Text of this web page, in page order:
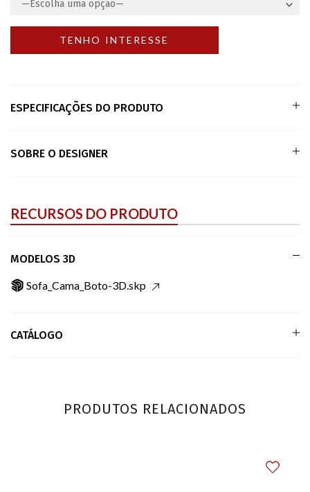
ESPECIFICAÇÕES DO PRODUTO
SOBRE O DESIGNER
RECURSOS DO PRODUTO
MODELOS 3D
Sofa_Cama_Boto-3D.skp
CATÁLOGO
PRODUTOS RELACIONADOS